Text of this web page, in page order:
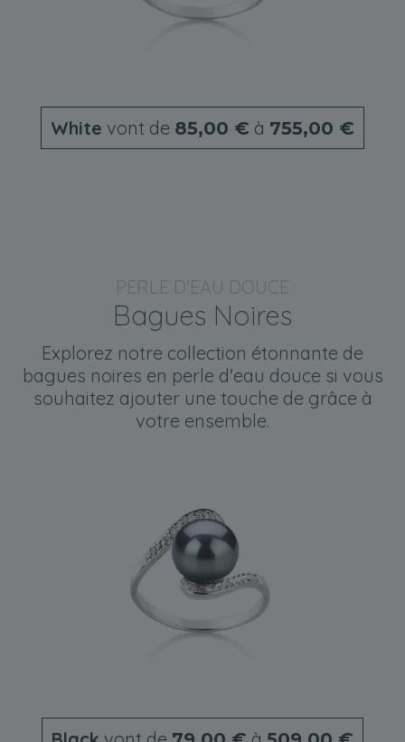
White vont de 85,00 € à 755,00 €
PERLE D'EAU DOUCE
Bagues Noires
Explorez notre collection étonnante de
bagues noires en perle d'eau douce si vous
souhaitez ajouter une touche de grâce à
votre ensemble.